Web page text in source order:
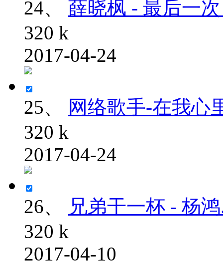
24、
薛晓枫 - 最后一
320 k
2017-04-24
25、
网络歌手-在我心
320 k
2017-04-24
26、
兄弟干一杯 - 杨
320 k
2017-04-10